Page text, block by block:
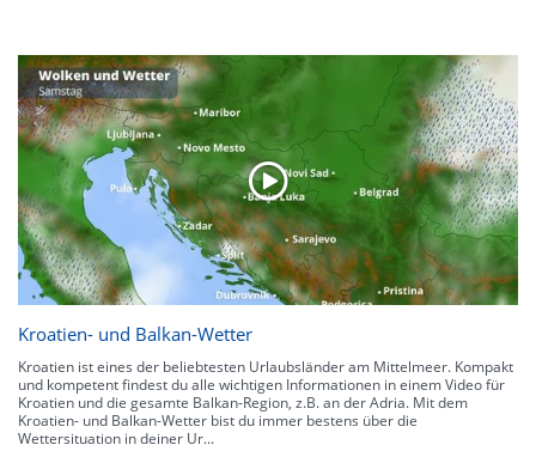
Kroatien- und Balkan-Wetter
Kroatien ist eines der beliebtesten Urlaubsländer am Mittelmeer. Kompakt
und kompetent findest du alle wichtigen Informationen in einem Video für
Kroatien und die gesamte Balkan-Region, z.B. an der Adria. Mit dem
Kroatien- und Balkan-Wetter bist du immer bestens über die
Wettersituation in deiner Ur...